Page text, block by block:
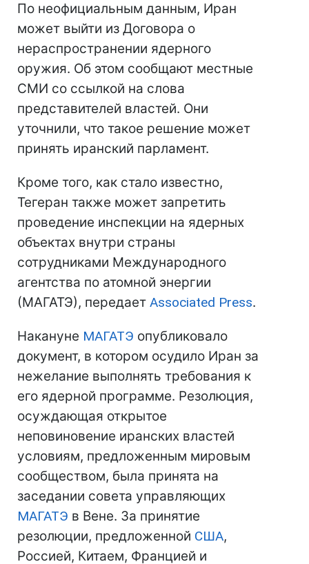
По неофициальным данным, Иран
может выйти из Договора о
нераспространении ядерного
оружия. Об этом сообщают местные
СМИ со ссылкой на слова
представителей властей. Они
уточнили, что такое решение может
принять иранский парламент.
Кроме того, как стало известно,
Тегеран также может запретить
проведение инспекции на ядерных
объектах внутри страны
сотрудниками Международного
агентства по атомной энергии
(МАГАТЭ), передает Associated Press.
Накануне МАГАТЭ опубликовало
документ, в котором осудило Иран за
нежелание выполнять требования к
его ядерной программе. Резолюция,
осуждающая открытое
неповиновение иранских властей
условиям, предложенным мировым
сообществом, была принята на
заседании совета управляющих
МАГАТЭ в Вене. За принятие
резолюции, предложенной США,
Россией, Китаем, Францией и